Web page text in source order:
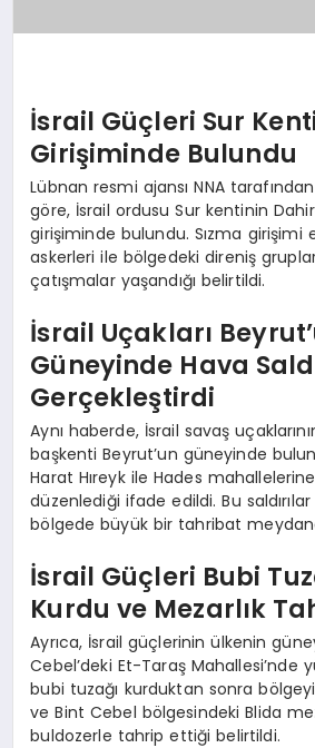
İsrail Güçleri Sur
Girişiminde Bulundu
Lübnan resmi ajansı NNA
göre, İsrail ordusu Sur kentinin
girişiminde bulundu. Sızma girişimi
askerleri ile bölgedeki direniş
çatışmalar yaşandığı belirtildi.
İsrail Uçakları
Güneyinde Hava
Gerçekleştirdi
Aynı haberde, İsrail savaş
başkenti Beyrut’un güneyinde
Harat Hıreyk ile Hades mahallelerine
düzenlediği ifade edildi. Bu
bölgede büyük bir tahribat
İsrail Güçleri Bubi
Kurdu ve Mezarlık
Ayrıca, İsrail güçlerinin ülkenin
Cebel’deki Et-Taraş Mahallesi’nde
bubi tuzağı kurduktan sonra
ve Bint Cebel bölgesindeki Blida
buldozerle tahrip ettiği belirtildi.